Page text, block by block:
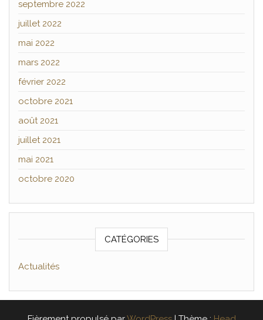
septembre 2022
juillet 2022
mai 2022
mars 2022
février 2022
octobre 2021
août 2021
juillet 2021
mai 2021
octobre 2020
CATÉGORIES
Actualités